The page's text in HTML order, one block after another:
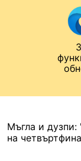
Към
Лига на
Мъгла и дузпи:
на